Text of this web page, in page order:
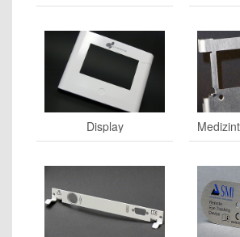
Display